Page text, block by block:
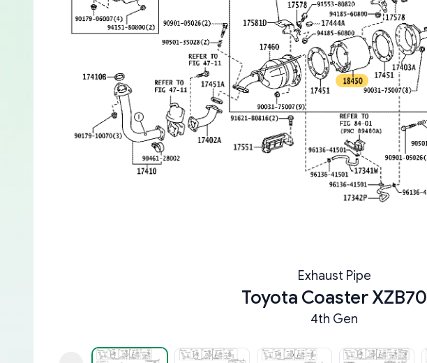
Exhaust Pipe
Toyota Coaster XZB70
4th Gen